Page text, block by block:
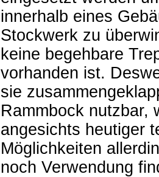
innerhalb eines
Stockwerk zu
keine begehbare
vorhanden ist.
sie
Rammbock nutzbar,
angesichts heutiger
Möglichkeiten
noch Verwendung